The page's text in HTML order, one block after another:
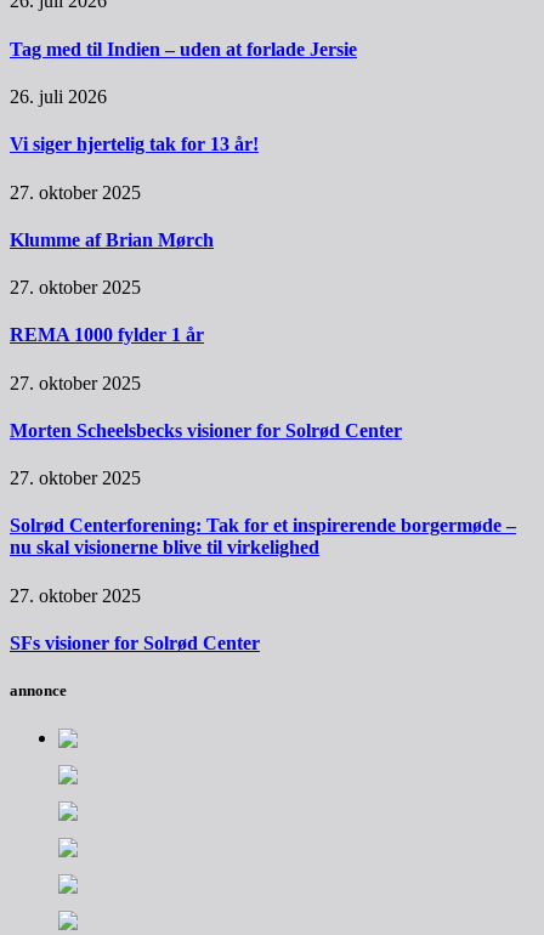
Tag med til Indien – uden at forlade Jersie
26. juli 2026
Vi siger hjertelig tak for 13 år!
27. oktober 2025
Klumme af Brian Mørch
27. oktober 2025
REMA 1000 fylder 1 år
27. oktober 2025
Morten Scheelsbecks visioner for Solrød Center
27. oktober 2025
Solrød Centerforening: Tak for et inspirerende borgermøde –
nu skal visionerne blive til virkelighed
27. oktober 2025
SFs visioner for Solrød Center
annonce